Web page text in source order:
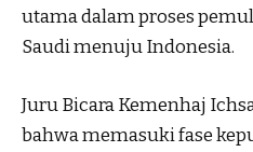
utama dalam proses
Saudi menuju Indonesia.
Juru Bicara Kemenhaj
bahwa memasuki fase